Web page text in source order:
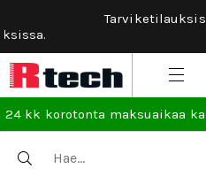
Tarviketilauksissa ilmainen
24 kk korotonta maksuaikaa